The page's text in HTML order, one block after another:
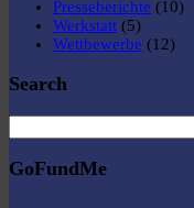
Presseberichte (10)
Werkstatt (5)
Wettbewerbe (12)
Search
GoFundMe